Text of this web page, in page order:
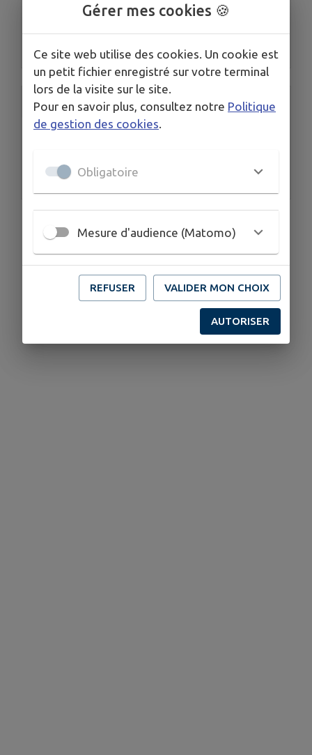
Mairie
Accès rapide
Gérer mes cookies 🍪
Ce site web utilise des cookies. Un cookie est
un petit fichier enregistré sur votre terminal
lors de la visite sur le site.
Pour en savoir plus, consultez notre Politique
de gestion des cookies.
Obligatoire
Mesure d'audience (Matomo)
REFUSER VALIDER MON CHOIX
AUTORISER